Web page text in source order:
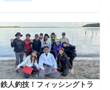
鉄人釣技！フィッシングトラ